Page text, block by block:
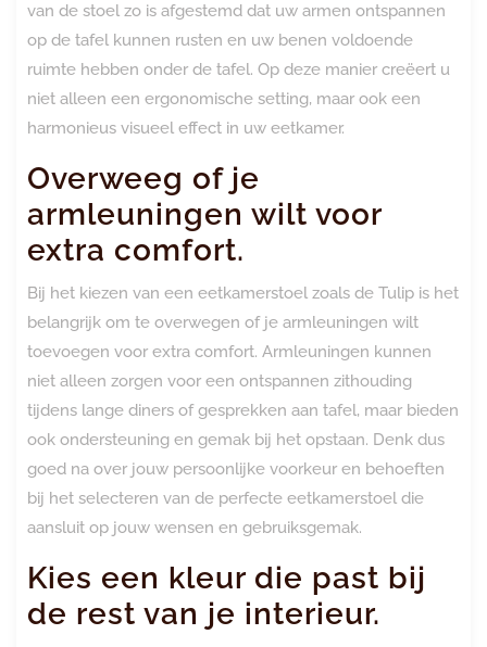
van de stoel zo is afgestemd dat uw armen ontspannen
op de tafel kunnen rusten en uw benen voldoende
ruimte hebben onder de tafel. Op deze manier creëert u
niet alleen een ergonomische setting, maar ook een
harmonieus visueel effect in uw eetkamer.
Overweeg of je
armleuningen wilt voor
extra comfort.
Bij het kiezen van een eetkamerstoel zoals de Tulip is het
belangrijk om te overwegen of je armleuningen wilt
toevoegen voor extra comfort. Armleuningen kunnen
niet alleen zorgen voor een ontspannen zithouding
tijdens lange diners of gesprekken aan tafel, maar bieden
ook ondersteuning en gemak bij het opstaan. Denk dus
goed na over jouw persoonlijke voorkeur en behoeften
bij het selecteren van de perfecte eetkamerstoel die
aansluit op jouw wensen en gebruiksgemak.
Kies een kleur die past bij
de rest van je interieur.